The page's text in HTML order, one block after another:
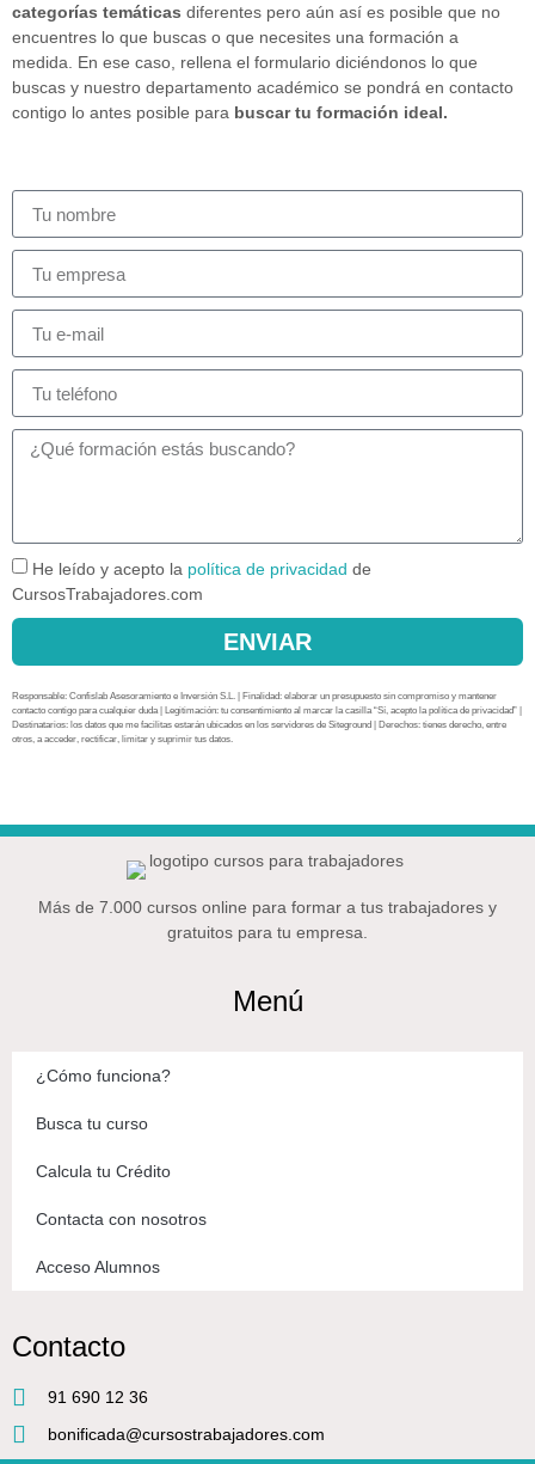
categorías temáticas diferentes pero aún así es posible que no
encuentres lo que buscas o que necesites una formación a
medida. En ese caso, rellena el formulario diciéndonos lo que
buscas y nuestro departamento académico se pondrá en contacto
contigo lo antes posible para buscar tu formación ideal.
He leído y acepto la política de privacidad de
CursosTrabajadores.com
ENVIAR
Responsable: Confislab Asesoramiento e Inversión S.L. | Finalidad: elaborar un presupuesto sin compromiso y mantener
contacto contigo para cualquier duda | Legitimación: tu consentimiento al marcar la casilla “Sí, acepto la política de privacidad” |
Destinatarios: los datos que me facilitas estarán ubicados en los servidores de Siteground | Derechos: tienes derecho, entre
otros, a acceder, rectificar, limitar y suprimir tus datos.
Más de 7.000 cursos online para formar a tus trabajadores y
gratuitos para tu empresa.
Menú
¿Cómo funciona?
Busca tu curso
Calcula tu Crédito
Contacta con nosotros
Acceso Alumnos
Contacto
91 690 12 36
bonificada@cursostrabajadores.com